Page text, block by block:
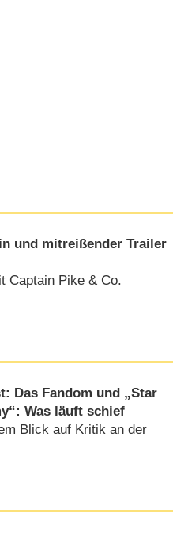
und mitreißender Trailer
Captain Pike & Co.
Das Fandom und „Star
Was läuft schief
Blick auf Kritik an der